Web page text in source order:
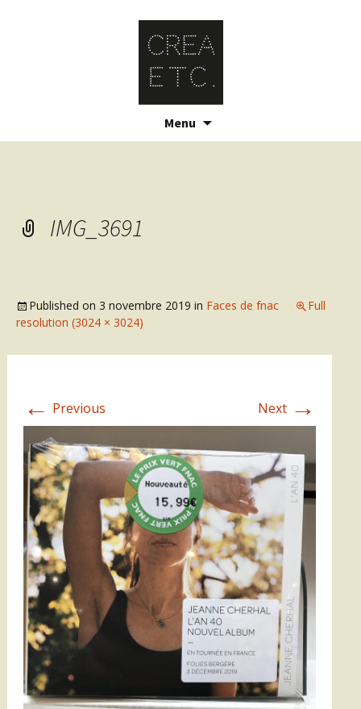
Menu
IMG_3691
Published on 3 novembre 2019 in Faces de fnac
Full
resolution (3024 × 3024)
← Previous Next →